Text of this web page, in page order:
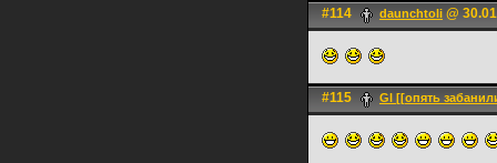
#114 daunchtoli @
#115 Gl [[опять